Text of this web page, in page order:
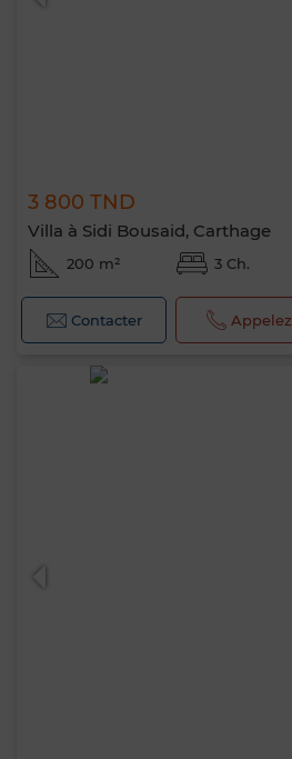
3 800 TND
Villa à Sidi Bousaid, Carthage
200 m² 3 Ch.
Contacter Appelez